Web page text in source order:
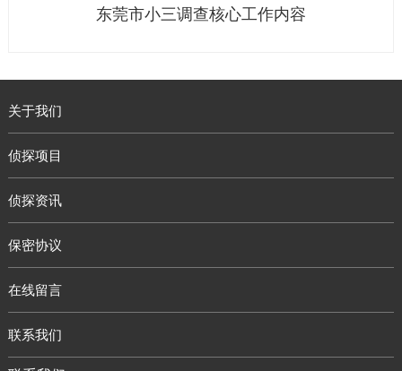
东莞市小三调查核心工作内容
关于我们
侦探项目
侦探资讯
保密协议
在线留言
联系我们